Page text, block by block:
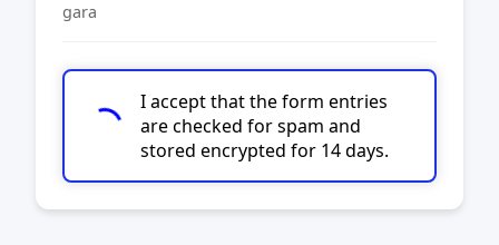
gara
I accept that the form entries
are checked for spam and
stored encrypted for 14 days.